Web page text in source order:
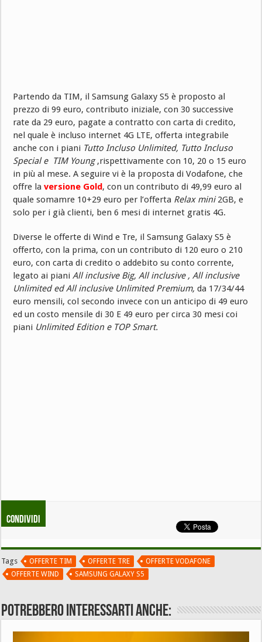
Partendo da TIM, il Samsung Galaxy S5 è proposto al
prezzo di 99 euro, contributo iniziale, con 30 successive
rate da 29 euro, pagate a contratto con carta di credito,
nel quale è incluso internet 4G LTE, offerta integrabile
anche con i piani Tutto Incluso Unlimited, Tutto Incluso
Special e TIM Young,rispettivamente con 10, 20 o 15 euro
in più al mese. A seguire vi è la proposta di Vodafone, che
offre laversione Gold, con un contributo di 49,99 euro al
quale somamre 10+29 euro per l’offerta Relax mini2GB, e
solo per i già clienti, ben 6 mesi di internet gratis 4G.
Diverse le offerte di Wind e Tre, il Samsung Galaxy S5 è
offerto, con la prima, con un contributo di 120 euro o 210
euro, con carta di credito o addebito su conto corrente,
legato ai pianiAll inclusive Big,All inclusive ,All inclusive
Unlimited edAll inclusive Unlimited Premium, da 17/34/44
euro mensili, col secondo invece con un anticipo di 49 euro
ed un costo mensile di 30 E 49 euro per circa 30 mesi coi
piani Unlimited Edition e TOP Smart.
Condividi
Tags OFFERTE TIM OFFERTE TRE
OFFERTE VODAFONE
OFFERTE WIND
SAMSUNG GALAXY S5
Potrebbero interessarti anche: